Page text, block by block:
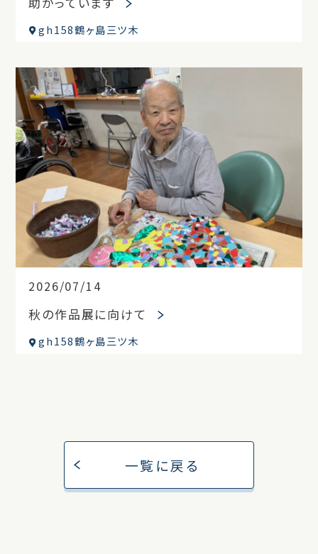
gh158鶴ヶ島三ツ木
2026/07/14
秋の作品展に向けて
gh158鶴ヶ島三ツ木
一覧に戻る